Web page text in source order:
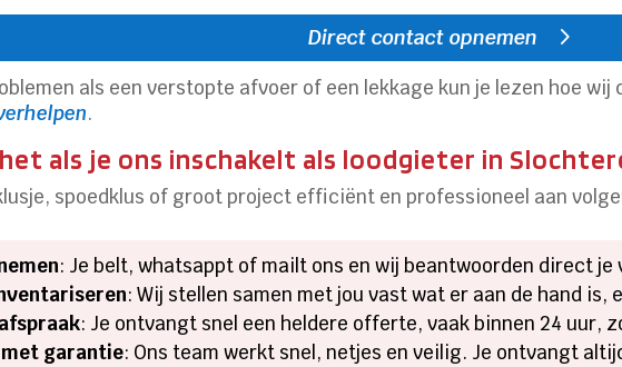
Direct contact opnemen
als een verstopte afvoer of een lekkage kun je lezen hoe wij
.
als je ons inschakelt als loodgieter in
spoedklus of groot project efficiënt en professioneel aan
: Je belt, whatsappt of mailt ons en wij beantwoorden direct je
: Wij stellen samen met jou vast wat er aan de hand is,
: Je ontvangt snel een heldere offerte, vaak binnen 24 uur,
garantie: Ons team werkt snel, netjes en veilig. Je ontvangt